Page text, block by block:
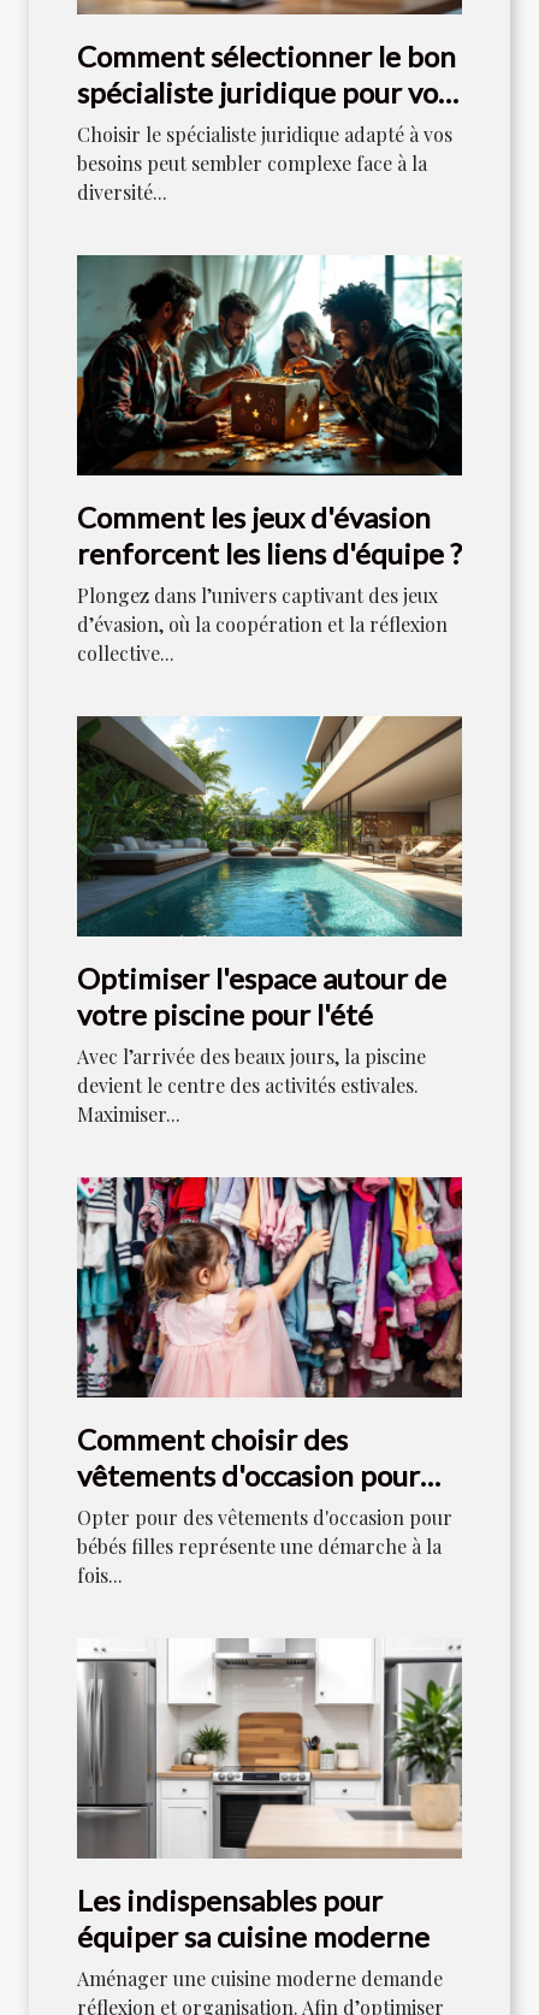
Comment sélectionner le bon
spécialiste juridique pour vos
besoins ?
Choisir le spécialiste juridique adapté à vos
besoins peut sembler complexe face à la
diversité...
Comment les jeux d'évasion
renforcent les liens d'équipe ?
Plongez dans l’univers captivant des jeux
d’évasion, où la coopération et la réflexion
collective...
Optimiser l'espace autour de
votre piscine pour l'été
Avec l’arrivée des beaux jours, la piscine
devient le centre des activités estivales.
Maximiser...
Comment choisir des
vêtements d'occasion pour
bébés filles
Opter pour des vêtements d'occasion pour
bébés filles représente une démarche à la
fois...
Les indispensables pour
équiper sa cuisine moderne
Aménager une cuisine moderne demande
réflexion et organisation. Afin d’optimiser